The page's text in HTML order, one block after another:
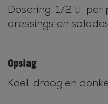
Dosering: 1/2 tl.
dressings en
Opslag
Koel, droog en